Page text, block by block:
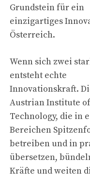
Grundstein für ein
einzigartiges
Österreich.
Wenn sich zwei
entsteht echte
Innovationskraft.
Austrian Institute of
Technology, die in
Bereichen
betreiben und in
übersetzen,
Kräfte und weiten